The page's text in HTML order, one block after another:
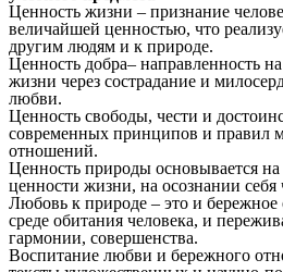
Ценность жизни – признание
величайшей ценностью, что
другим людям и к природе.
Ценность добра– направленность
жизни через сострадание и
любви.
Ценность свободы, чести и
современных принципов и правил
отношений.
Ценность природы основывается на
ценности жизни, на осознании
Любовь к природе – это и
среде обитания человека, и
гармонии, совершенства.
Воспитание любви и бережного